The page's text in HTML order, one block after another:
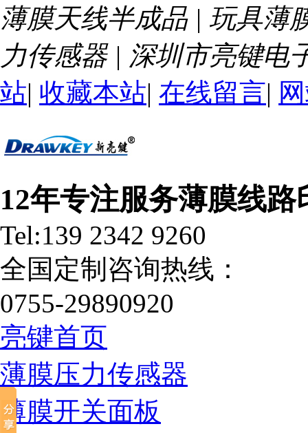
薄膜天线半成品 | 玩具薄
力传感器 | 深圳市亮键电
站| 收藏本站| 在线留言|
12年专注服务薄膜线路
Tel:139 2342 9260
全国定制咨询热线：
0755-29890920
亮键首页
薄膜压力传感器
薄膜开关面板